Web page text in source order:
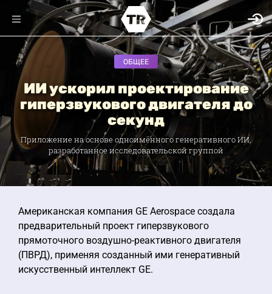
ОБЩЕЕ
ИИ ускорил проектирование
гиперзвукового двигателя до
секунд
Приложение на основе одноимённого генеративного ИИ,
разработанное исследовательской группой
Американская компания GE Aerospace создала
предварительный проект гиперзвукового
прямоточного воздушно-реактивного двигателя
(ПВРД), применяя созданный ими генеративный
искусственный интеллект GE.